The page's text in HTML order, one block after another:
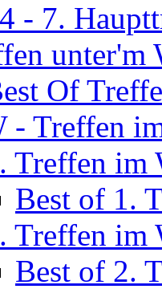
- 7.
unter'm
Of
- Treffen
Treffen im
Best of 1.
Treffen im
Best of 2.